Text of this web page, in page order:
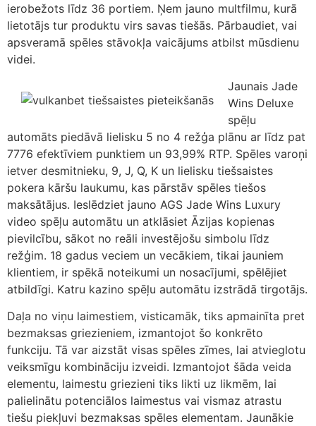
ierobežots līdz 36 portiem. Ņem jauno multfilmu, kurā
lietotājs tur produktu virs savas tiešās. Pārbaudiet, vai
apsveramā spēles stāvokļa vaicājums atbilst mūsdienu
videi.
Jaunais Jade
Wins Deluxe
spēļu
automāts piedāvā lielisku 5 no 4 režģa plānu ar līdz pat
7776 efektīviem punktiem un 93,99% RTP. Spēles varoņi
ietver desmitnieku, 9, J, Q, K un lielisku tiešsaistes
pokera kāršu laukumu, kas pārstāv spēles tiešos
maksātājus. Ieslēdziet jauno AGS Jade Wins Luxury
video spēļu automātu un atklāsiet Āzijas kopienas
pievilcību, sākot no reāli investējošu simbolu līdz
režģim. 18 gadus veciem un vecākiem, tikai jauniem
klientiem, ir spēkā noteikumi un nosacījumi, spēlējiet
atbildīgi. Katru kazino spēļu automātu izstrādā tirgotājs.
Daļa no viņu laimestiem, visticamāk, tiks apmainīta pret
bezmaksas griezieniem, izmantojot šo konkrēto
funkciju. Tā var aizstāt visas spēles zīmes, lai atvieglotu
veiksmīgu kombināciju izveidi. Izmantojot šāda veida
elementu, laimestu griezieni tiks likti uz likmēm, lai
palielinātu potenciālos laimestus vai vismaz atrastu
tiešu piekļuvi bezmaksas spēles elementam. Jaunākie